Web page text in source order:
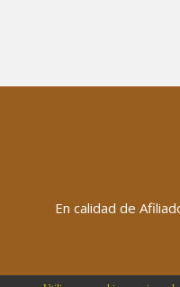
En calidad de